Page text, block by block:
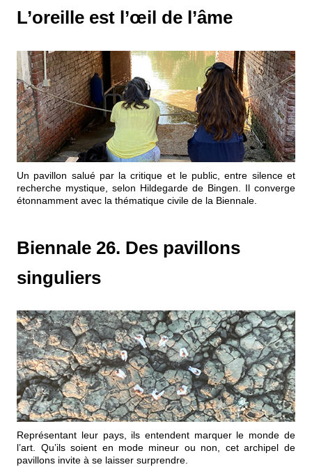
Cousinages
L’oreille est l’œil de l’âme
Un pavillon salué par la critique et le public, entre silence et
recherche mystique, selon Hildegarde de Bingen. Il converge
étonnamment avec la thématique civile de la Biennale.
Biennale 26. Des pavillons
singuliers
Représentant leur pays, ils entendent marquer le monde de
l’art. Qu’ils soient en mode mineur ou non, cet archipel de
pavillons invite à se laisser surprendre.